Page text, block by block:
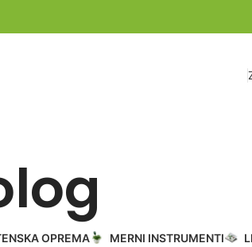
OPREMA MERNI INSTRUMENTI